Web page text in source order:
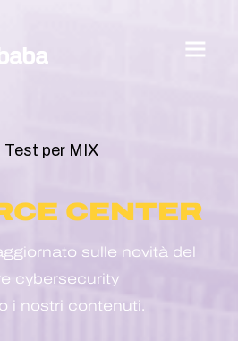
per MIX
CENTER
sulle novità del
cybersecurity
i nostri contenuti.